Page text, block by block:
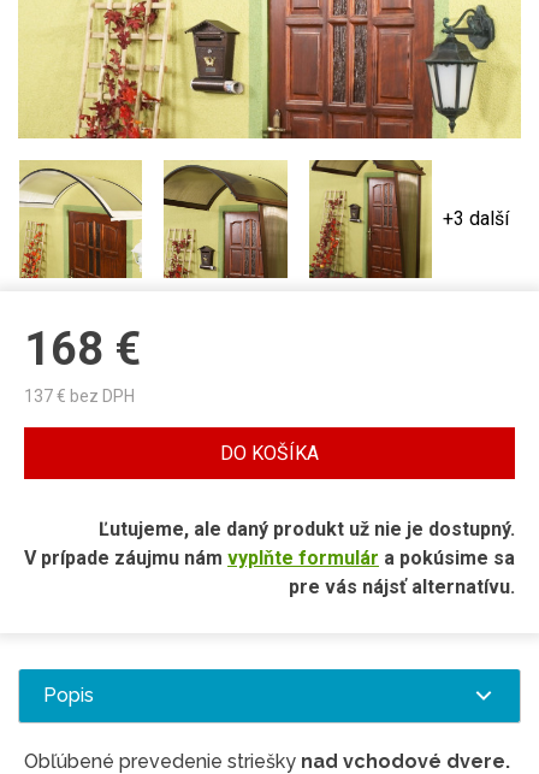
+3 další
168 €
137€ bez DPH
DO KOŠÍKA
Ľutujeme, ale daný produkt už nie je dostupný.
V prípade záujmu nám vyplňte formulár a pokúsime sa
pre vás nájsť alternatívu.
Popis
Obľúbené prevedenie striešky nad vchodové dvere.